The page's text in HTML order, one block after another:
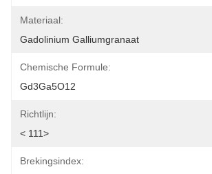
Materiaal:
Gadolinium Galliumgranaat
Chemische Formule:
Gd3Ga5O12
Richtlijn:
< 111>
Brekingsindex: